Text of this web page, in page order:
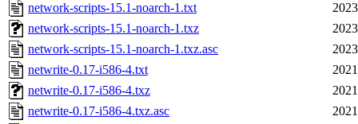
network-scripts-15.1-noarch-1.txt
network-scripts-15.1-noarch-1.txz
network-scripts-15.1-noarch-1.txz.asc
netwrite-0.17-i586-4.txt
netwrite-0.17-i586-4.txz
netwrite-0.17-i586-4.txz.asc